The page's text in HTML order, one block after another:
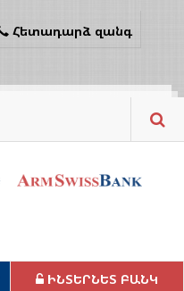
Հետադարձ զանգ
ԻՆՏԵՐՆԵՏ ԲԱՆԿ